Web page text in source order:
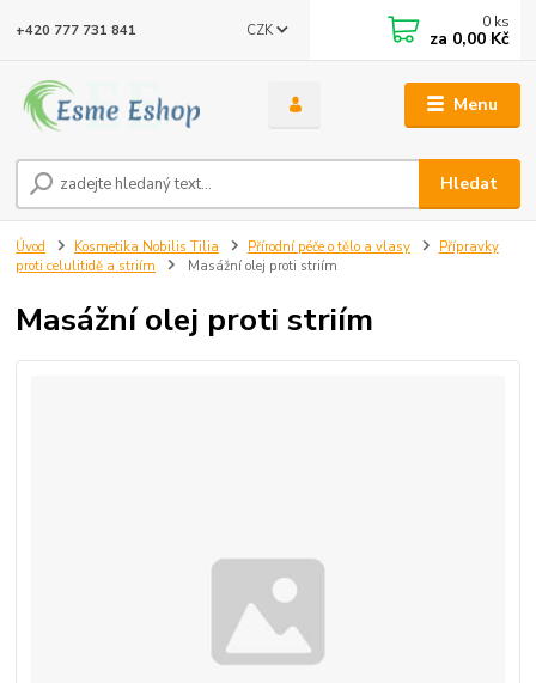
Menu
CZK
Hledat
+420 777 731 841 0 ks
za 0,00 Kč
Úvod Kosmetika Nobilis Tilia Přírodní péče o tělo a vlasy
Přípravky
proti celulitidě a striím
Masážní olej proti striím
Masážní olej proti striím